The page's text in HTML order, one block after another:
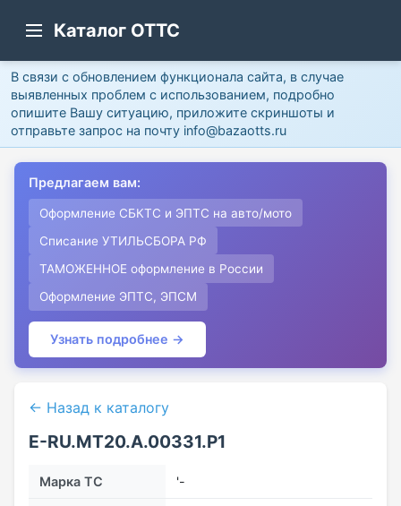
Каталог ОТТС
В связи с обновлением функционала сайта, в случае
выявленных проблем с использованием, подробно
опишите Вашу ситуацию, приложите скриншоты и
отправьте запрос на почту info@bazaotts.ru
Предлагаем вам:
Оформление СБКТС и ЭПТС на авто/мото
Списание УТИЛЬСБОРА РФ
ТАМОЖЕННОЕ оформление в России
Оформление ЭПТС, ЭПСМ
Узнать подробнее →
← Назад к каталогу
Е-RU.MT20.А.00331.Р1
Марка ТС '-